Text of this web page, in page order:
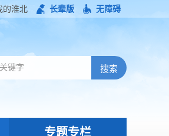
的淮北 长辈版 无障碍
专题专栏